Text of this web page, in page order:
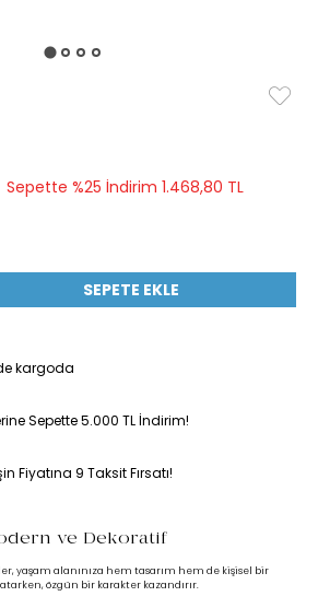
Sepette %25 İndirim 1.468,80 TL
SEPETE EKLE
kargoda
Sepette 5.000 TL İndirim!
Fiyatına 9 Taksit Fırsatı!
ve Dekoratif
yaşam alanınıza hem tasarım hem de kişisel bir
özgün bir karakter kazandırır.